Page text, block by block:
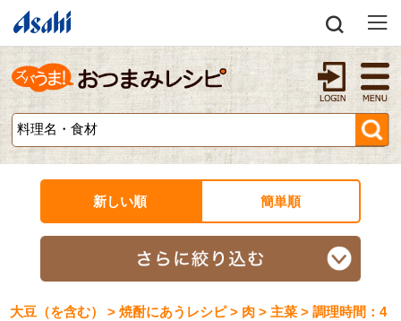
新しい順 簡単順
大豆（を含む） > 焼酎にあうレシピ > 肉 > 主菜 > 調理時間：4